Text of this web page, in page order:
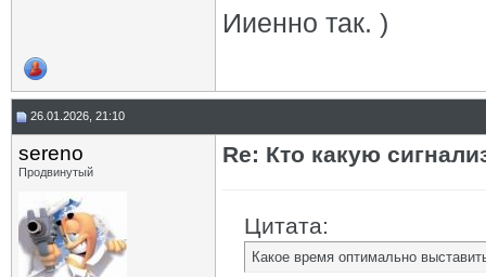
Ииенно так. )
26.01.2026, 21:10
sereno
Продвинутый
Re: Кто какую
Цитата:
Какое время оптимально